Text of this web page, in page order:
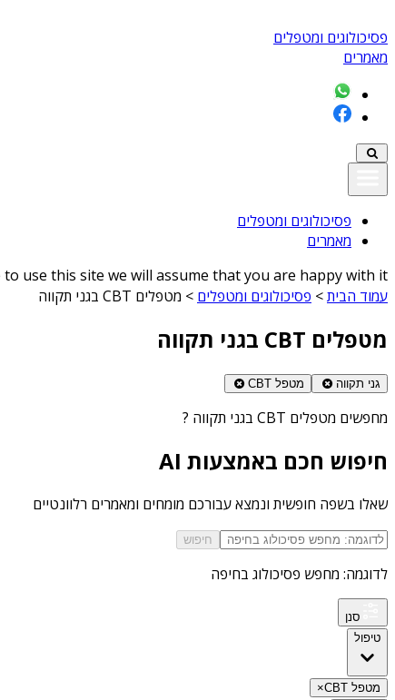
פסיכולוגים ומטפלים
מאמרים
פסיכולוגים ומטפלים
מאמרים
use this site we will assume that you are happy with it
עמוד הבית> פסיכולוגים ומטפלים > מטפלים CBT בגני תקווה
מטפלים CBT בגני תקווה
גני תקווה מטפל CBT
מחפשים מטפלים CBT בגני תקווה ?
חיפוש חכם באמצעות AI
שאלו בשפה חופשית ונמצא עבורכם מומחים ומאמרים רלוונטיים
חיפוש
לדוגמה: מחפש פסיכולוג בחיפה
סנן
טיפול
מטפל CBT
×